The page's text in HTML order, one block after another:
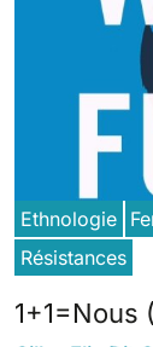
Ethnologie
Résistances
1+1=Nous